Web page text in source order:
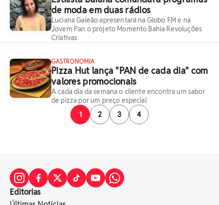
de moda em duas rádios
Luciana Galeão apresentará na Globo FM e na
Jovem Pan o projeto Momento Bahia Revoluções
Criativas
GASTRONOMIA
Pizza Hut lança "PAN de cada dia" com
valores promocionais
A cada dia da semana o cliente encontra um sabor
de pizza por um preço especial
1
2 3 4
Editorias